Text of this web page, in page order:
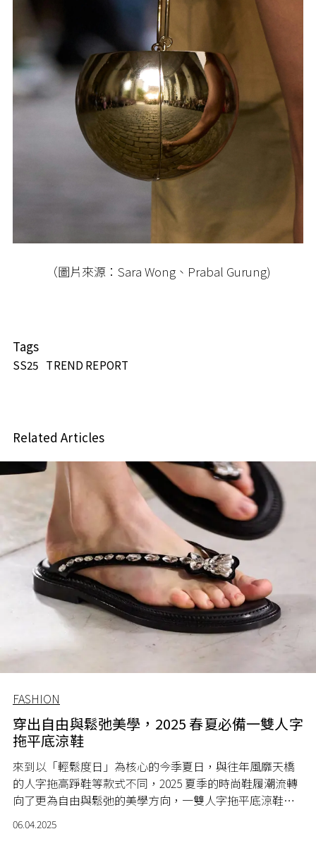
（圖片來源：Sara Wong、Prabal Gurung)
Tags
SS25 TREND REPORT
Related Articles
FASHION
穿出自由與鬆弛美學，2025 春夏必備一雙人字
拖平底涼鞋
來到以「輕鬆度日」為核心的今季夏日，與往年風靡天橋
的人字拖高踭鞋等款式不同，2025 夏季的時尚鞋履潮流轉
向了更為自由與鬆弛的美學方向，一雙人字拖平底涼鞋既
具備夏日的清爽又有時尚的慵懶氣質。
06.04.2025